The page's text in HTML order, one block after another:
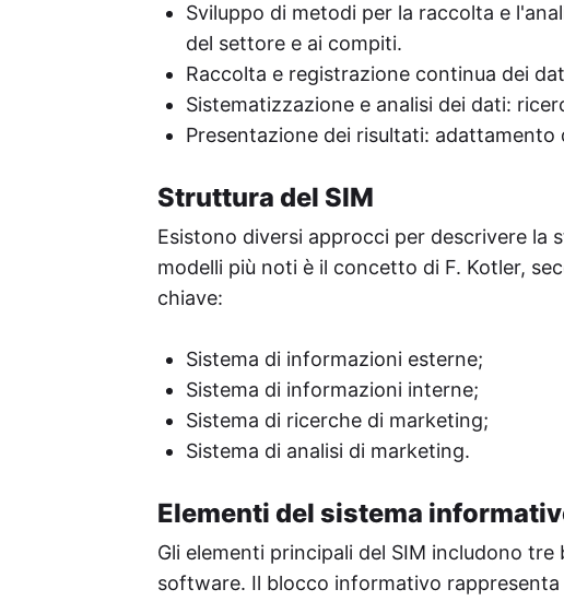
Sviluppo di metodi per la raccolta e
del settore e ai compiti.
Raccolta e registrazione continua dei
Sistematizzazione e analisi dei dati:
Presentazione dei risultati:
Struttura del SIM
Esistono diversi approcci per descrivere
modelli più noti è il concetto di F. Kotler,
chiave:
Sistema di informazioni esterne;
Sistema di informazioni interne;
Sistema di ricerche di marketing;
Sistema di analisi di marketing.
Elementi del sistema
Gli elementi principali del SIM includono
software. Il blocco informativo